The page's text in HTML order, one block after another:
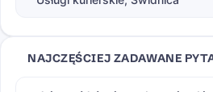
NAJCZĘŚCIEJ ZADAWANE